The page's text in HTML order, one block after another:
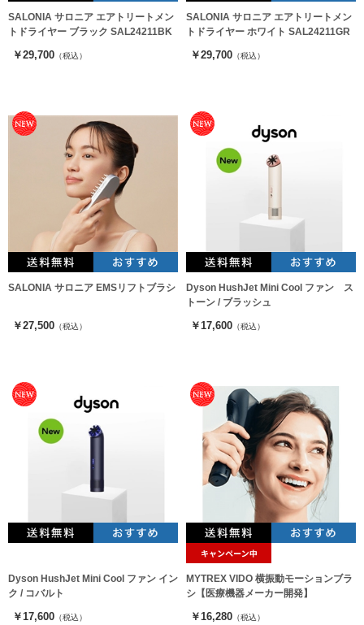
SALONIA サロニア エアトリートメン
トドライヤー ブラック SAL24211BK
￥29,700 （税込）
SALONIA サロニア エアトリートメン
トドライヤー ホワイト SAL24211GR
￥29,700 （税込）
SALONIA サロニア EMSリフトブラシ
￥27,500 （税込）
Dyson HushJet Mini Cool ファン ス
トーン / ブラッシュ
￥17,600 （税込）
Dyson HushJet Mini Cool ファン イン
ク / コバルト
￥17,600 （税込）
MYTREX VIDO 横振動モーションブラ
シ【医療機器メーカー開発】
￥16,280 （税込）